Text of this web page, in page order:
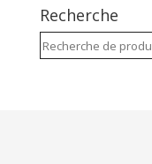
Recherche
Recherche
pour :